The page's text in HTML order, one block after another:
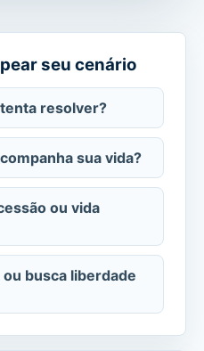
seu cenário
resolver?
sua vida?
ou vida
busca liberdade